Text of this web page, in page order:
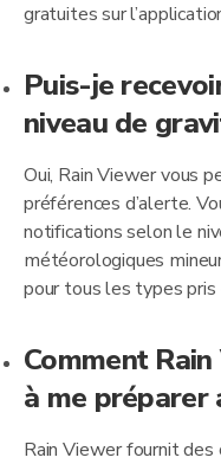
gratuites sur
Puis-je
niveau de
Oui, Rain Viewer vous
préférences d’alerte.
notifications selon le
météorologiques
pour tous les types pris
Comment
à me préparer
Rain Viewer fournit